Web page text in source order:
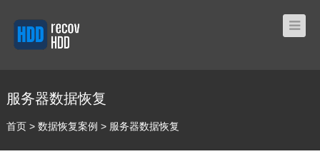
服务器数据恢复
首页> 数据恢复案例 > 服务器数据恢复